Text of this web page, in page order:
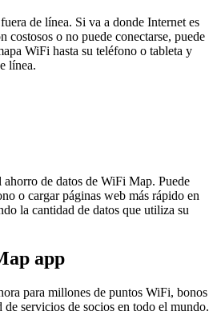
de línea. Si va a donde Internet es
costosos o no puede conectarse, puede
WiFi hasta su teléfono o tableta y
línea.
de datos de WiFi Map. Puede
o cargar páginas web más rápido en
la cantidad de datos que utiliza su
app
para millones de puntos WiFi, bonos
servicios de socios en todo el mundo.